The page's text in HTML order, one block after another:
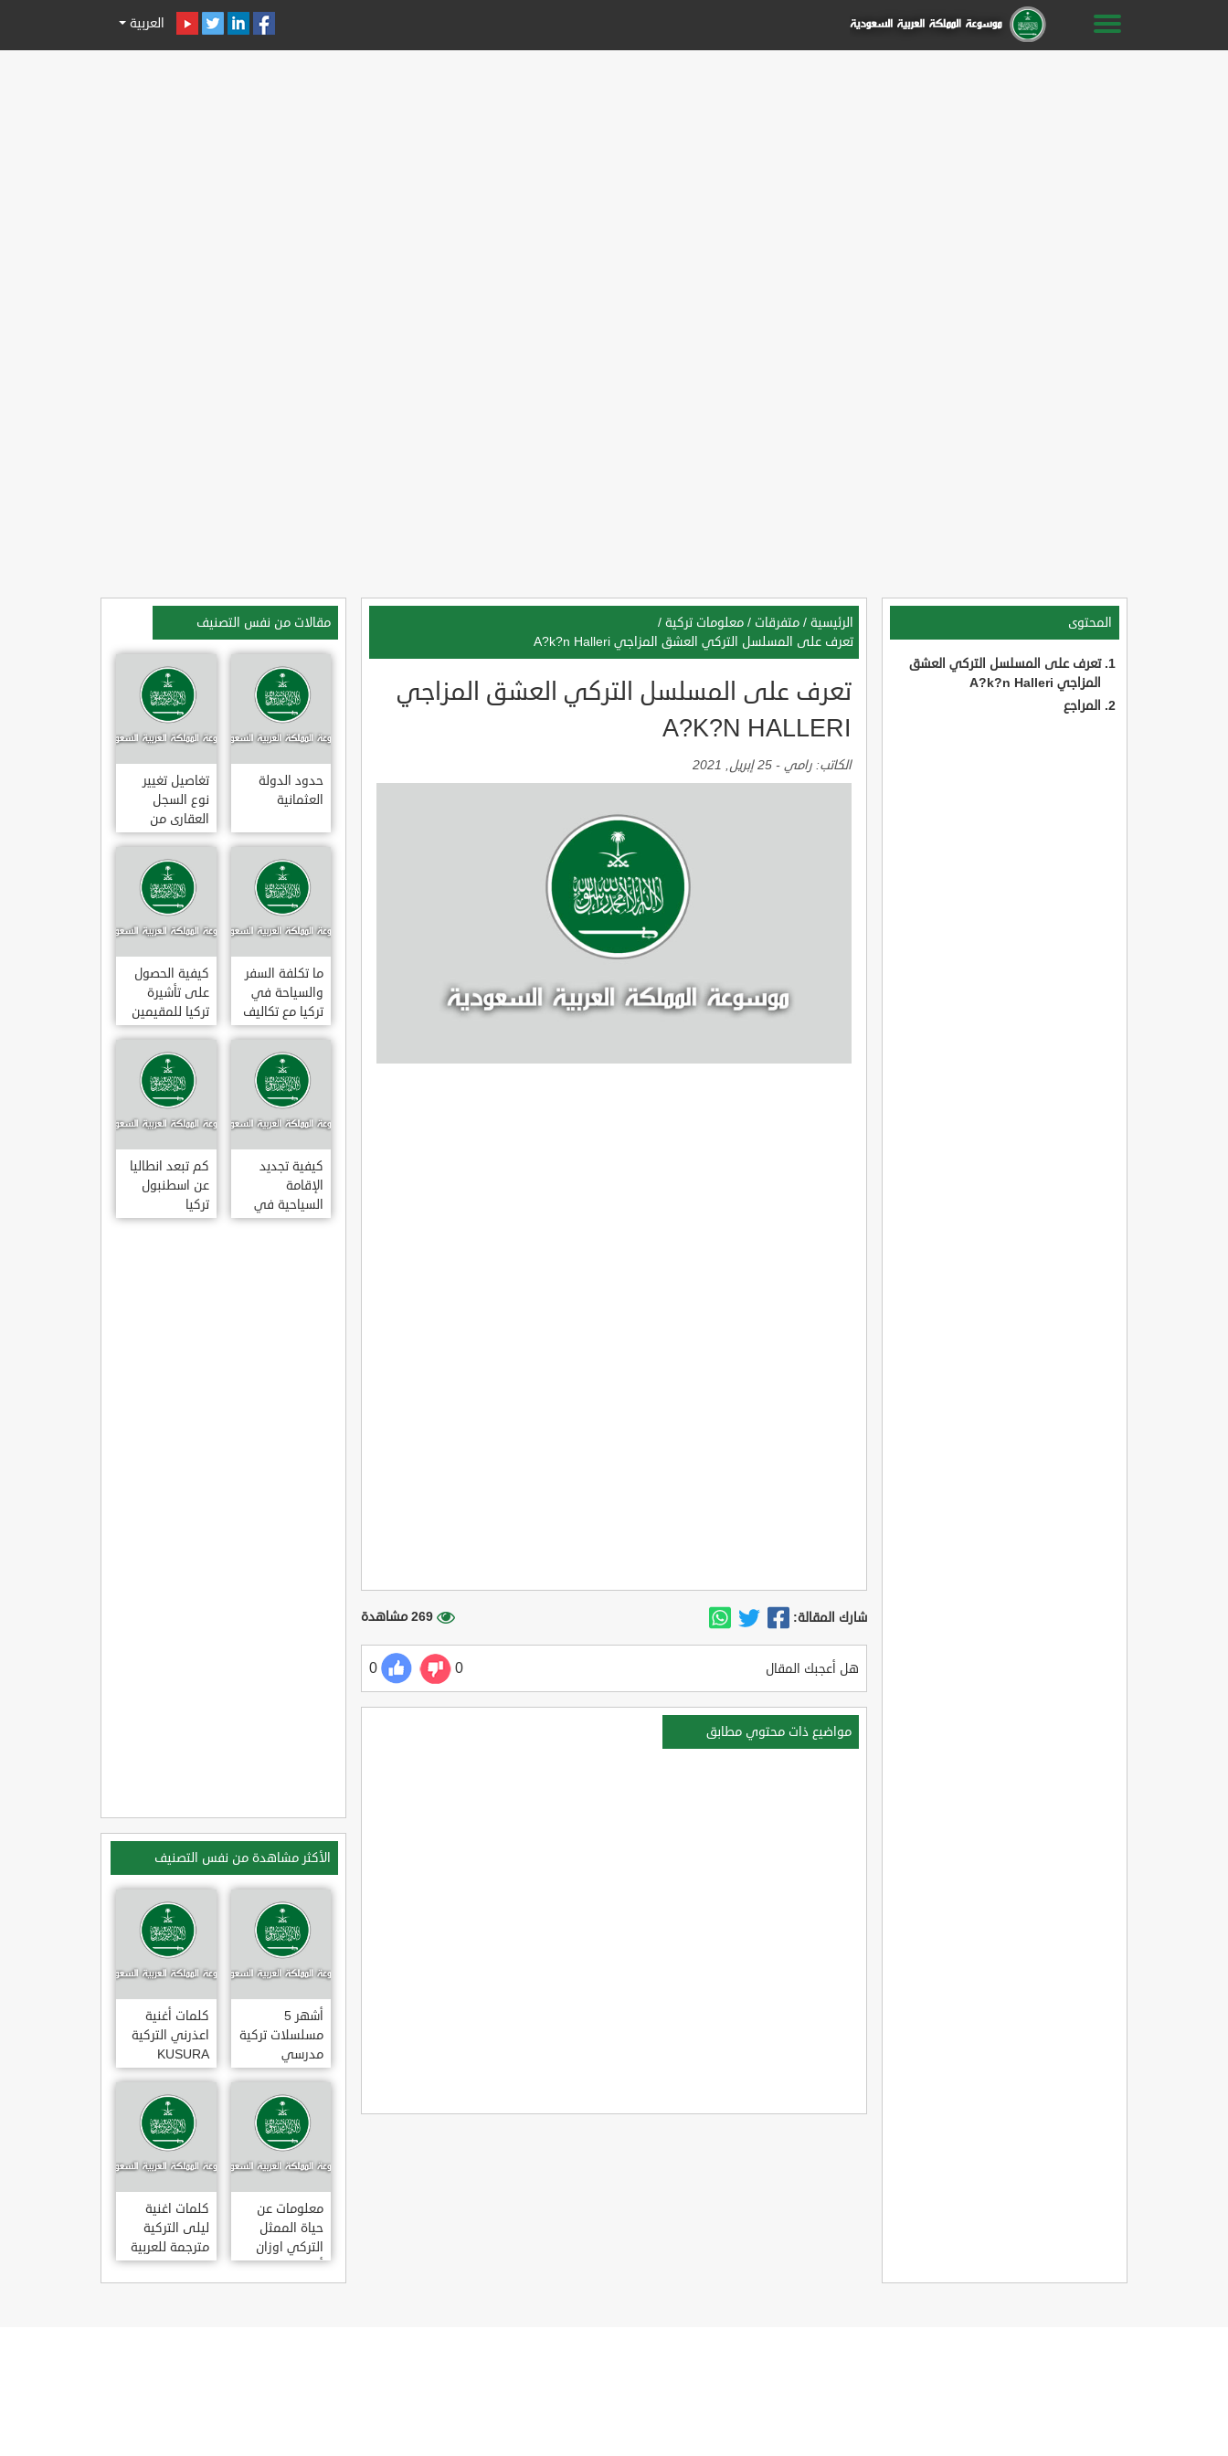
العربية
المحتوى
تعرف على المسلسل التركي العشق
المزاجي A?k?n Halleri
المراجع
الرئيسية / متفرقات / معلومات تركية /
تعرف على المسلسل التركي العشق المزاجي A?k?n Halleri
تعرف على المسلسل التركي العشق المزاجي
A?K?N HALLERI
الكاتب: رامي - 25 إبريل, 2021
شارك المقالة: 269 مشاهدة
هل أعجبك المقال 0
0
مواضيع ذات محتوي مطابق
مقالات من نفس التصنيف
حدود الدولة
العثمانية
تغاصيل تغيير
نوع السجل
العقارى من
تجارى إلى
سكنى فى
تركيا
ما تكلفة السفر
والسياحة في
تركيا مع تكاليف
الاقامة
كيفية الحصول
على تأشيرة
تركيا للمقيمين
بالسعودية
2020
كيفية تجديد
الإقامة
السياحية في
تركيا وما
كم تبعد انطاليا
عن اسطنبول
تركيا
الأكثر مشاهدة من نفس التصنيف
أشهر 5
مسلسلات تركية
مدرسي
رومانسي و
كوميدي و
درامي مدبلج.
في تركيا
كلمات أغنية
اعذرني التركية
KUSURA
BAKMA
مترجمة للعربية
غناء المطربة
سيزن أكسو
SEZEN AKSU
معلومات عن
حياة الممثل
التركي اوزان
أكبابا OZAN
AKBABA
كلمات اغنية
ليلى التركية
مترجمة للعربية
غناء المطرب
مراد دالكليليتش